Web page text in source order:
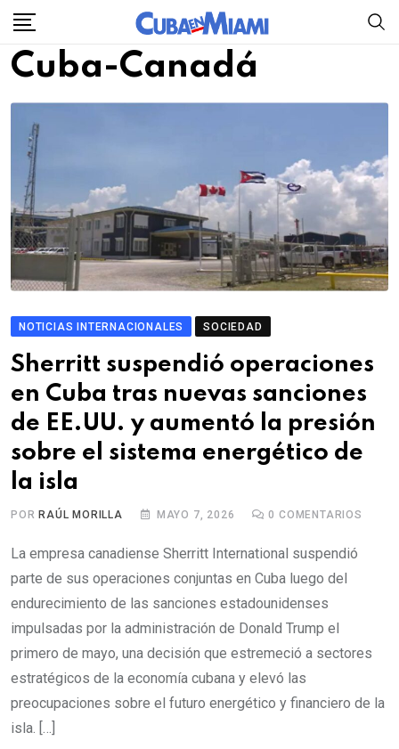
Skip
content
Cuba-Canadá
NOTICIAS INTERNACIONALES SOCIEDAD
Sherritt suspendió operaciones
en Cuba tras nuevas sanciones
de EE.UU. y aumentó la presión
sobre el sistema energético de
la isla
POR RAÚL MORILLA MAYO 7, 2026 0 COMENTARIOS
La empresa canadiense Sherritt International suspendió
parte de sus operaciones conjuntas en Cuba luego del
endurecimiento de las sanciones estadounidenses
impulsadas por la administración de Donald Trump el
primero de mayo, una decisión que estremeció a sectores
estratégicos de la economía cubana y elevó las
preocupaciones sobre el futuro energético y financiero de la
isla. […]